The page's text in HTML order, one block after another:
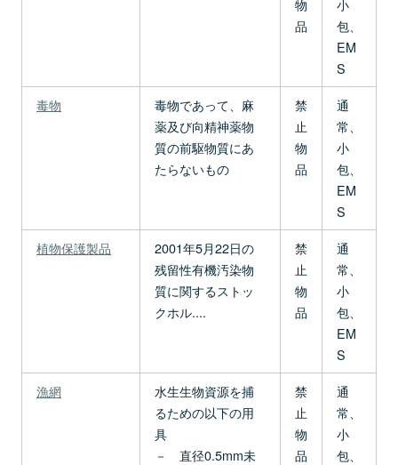
品
包、
EM
S
毒物
毒物であって、麻
薬及び向精神薬物
質の前駆物質にあ
たらないもの
禁
止
物
品
通
常、
小
包、
EM
S
植物保護製品
2001年5月22日の
残留性有機汚染物
質に関するストッ
クホル....
禁
止
物
品
通
常、
小
包、
EM
S
漁網
水生生物資源を捕
るための以下の用
具
－ 直径0.5mm未
禁
止
物
品
通
常、
小
包、